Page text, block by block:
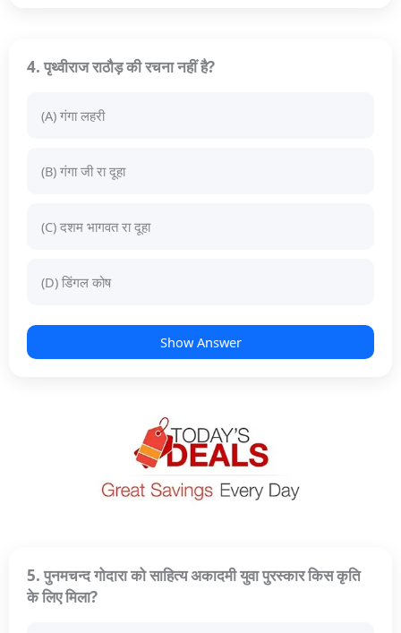
4. पृथ्वीराज राठौड़ की रचना नहीं है?
(A) गंगा लहरी
(B) गंगा जी रा दूहा
(C) दशम भागवत रा दूहा
(D) डिंगल कोष
Show Answer
5. पुनमचन्द गोदारा को साहित्य अकादमी युवा पुरस्कार किस कृति
के लिए मिला?